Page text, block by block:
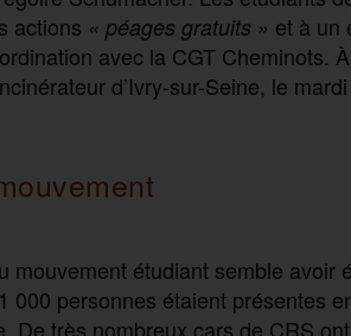
actions « péages gratuits » et à un
avec la CGT Cheminots.
d’Ivry-sur-Seine, le
mouvement étudiant semble
000 personnes étaient présentes
De très nombreux cars de CRS